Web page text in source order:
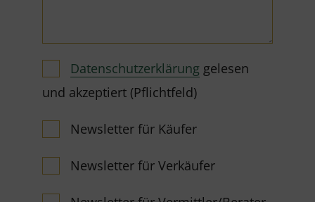
Datenschutzerklärung gelesen
und akzeptiert (Pflichtfeld)
Newsletter für Käufer
Newsletter für Verkäufer